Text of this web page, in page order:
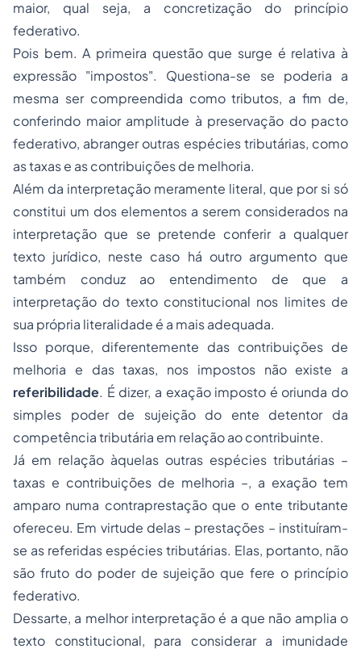
maior, qual seja, a concretização do princípio
federativo.
Pois bem. A primeira questão que surge é relativa à
expressão "impostos". Questiona-se se poderia a
mesma ser compreendida como tributos, a fim de,
conferindo maior amplitude à preservação do pacto
federativo, abranger outras espécies tributárias, como
as taxas e as contribuições de melhoria.
Além da interpretação meramente literal, que por si só
constitui um dos elementos a serem considerados na
interpretação que se pretende conferir a qualquer
texto jurídico, neste caso há outro argumento que
também conduz ao entendimento de que a
interpretação do texto constitucional nos limites de
sua própria literalidade é a mais adequada.
Isso porque, diferentemente das contribuições de
melhoria e das taxas, nos impostos não existe a
referibilidade. É dizer, a exação imposto é oriunda do
simples poder de sujeição do ente detentor da
competência tributária em relação ao contribuinte.
Já em relação àquelas outras espécies tributárias –
taxas e contribuições de melhoria –, a exação tem
amparo numa contraprestação que o ente tributante
ofereceu. Em virtude delas – prestações – instituíram-
se as referidas espécies tributárias. Elas, portanto, não
são fruto do poder de sujeição que fere o princípio
federativo.
Dessarte, a melhor interpretação é a que não amplia o
texto constitucional, para considerar a imunidade